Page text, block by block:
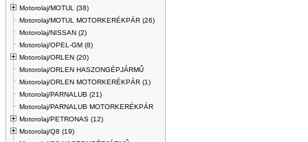
Motorolaj/MOTUL (38)
Motorolaj/MOTUL MOTORKERÉKPÁR (26)
Motorolaj/NISSAN (2)
Motorolaj/OPEL-GM (8)
Motorolaj/ORLEN (20)
Motorolaj/ORLEN HASZONGÉPJÁRMŰ
Motorolaj/ORLEN MOTORKERÉKPÁR (1)
Motorolaj/PARNALUB (21)
Motorolaj/PARNALUB MOTORKERÉKPÁR
Motorolaj/PETRONAS (12)
Motorolaj/Q8 (19)